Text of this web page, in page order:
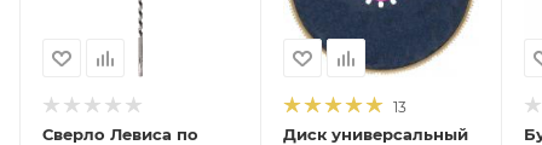
Сверло Левиса по
13
Диск универсальный